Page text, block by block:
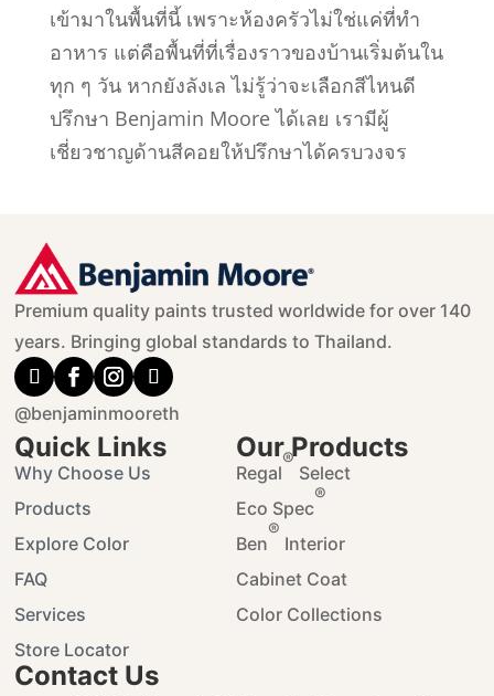
เข้ามาในพื้นที่นี้ เพราะห้องครัวไม่ใช่แค่ที่ทำ
อาหาร แต่คือพื้นที่ที่เรื่องราวของบ้านเริ่มต้นใน
ทุก ๆ วัน หากยังลังเล ไม่รู้ว่าจะเลือกสีไหนดี
ปรึกษา Benjamin Moore ได้เลย เรามีผู้
เชี่ยวชาญด้านสีคอยให้ปรึกษาได้ครบวงจร
Premium quality paints trusted worldwide for over 140
years. Bringing global standards to Thailand.
@benjaminmooreth
Quick Links
Why Choose Us
Products
Explore Color
FAQ
Services
Store Locator
Our Products
Regal
®
Select
Eco Spec
®
Ben
®
Interior
Cabinet Coat
Color Collections
Contact Us